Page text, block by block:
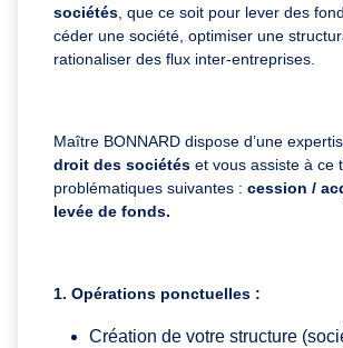
sociétés, que ce soit pour lever des
céder une société, optimiser une
rationaliser des flux inter-entreprises.
Maître BONNARD dispose d’une
droit des sociétés et vous assiste à ce
problématiques suivantes : cession /
levée de fonds.
1. Opérations ponctuelles :
Création de votre structure